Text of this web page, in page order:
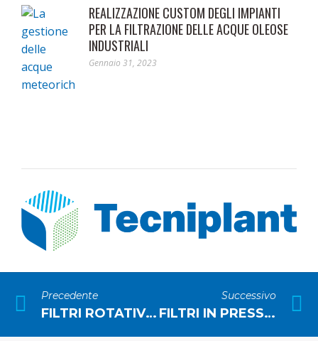
REALIZZAZIONE CUSTOM DEGLI IMPIANTI
PER LA FILTRAZIONE DELLE ACQUE OLEOSE
INDUSTRIALI
Gennaio 31, 2023
Precedente
FILTRI ROTATIVI A PRE-RIVESTIMENTO PER LA PRODUZIONE SUCCHI DI FRUTTA
Successivo
FILTRI IN PRESSIONE PER LA LAVORAZIONE DELLA PECTINA